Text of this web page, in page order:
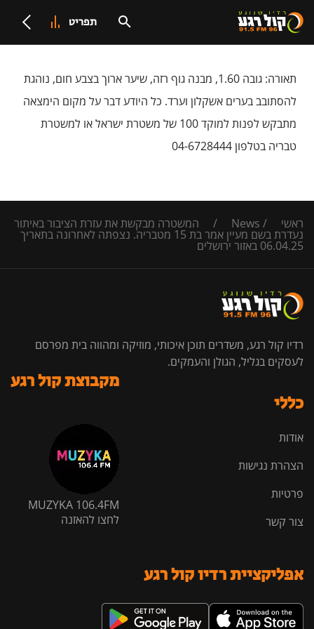
תפריט
תאורה: גובה 1.60, מבנה גוף רזה, שיער ארוך בצבע חום, נוהגת
להסתובב בערים אשקלון וערד. כל היודע דבר על מקום הימצאה
מתבקש לפנות למוקד 100 של משטרת ישראל או למשטרת
טבריה בטלפון 04-6728444
ראשי /
News
/ המשטרה מבקשת את עזרת הציבור באיתור
נעדרת בשם מעיין אמר בת 15 מטבריה. נצפתה לאחרונה בתאריך
06.04.25 באזור ירושלים
רדיו קול רגע, משדרים תוכן איכותי, מוזיקה ומהווה בית מפרסם
לעסקים בגליל, הגולן והעמקים.
כללי
אודות
הצהרת נגישות
פרטיות
צור קשר
מקבוצת קול רגע
MUZYKA 106.4FM
לחצו להאזנה
אפליקציית רדיו קול רגע